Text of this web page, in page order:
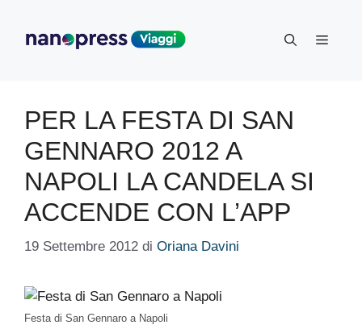
contenuto
Menu
PER LA FESTA DI SAN
GENNARO 2012 A
NAPOLI LA CANDELA SI
ACCENDE CON L’APP
19 Settembre 2012 di Oriana Davini
Festa di San Gennaro a Napoli